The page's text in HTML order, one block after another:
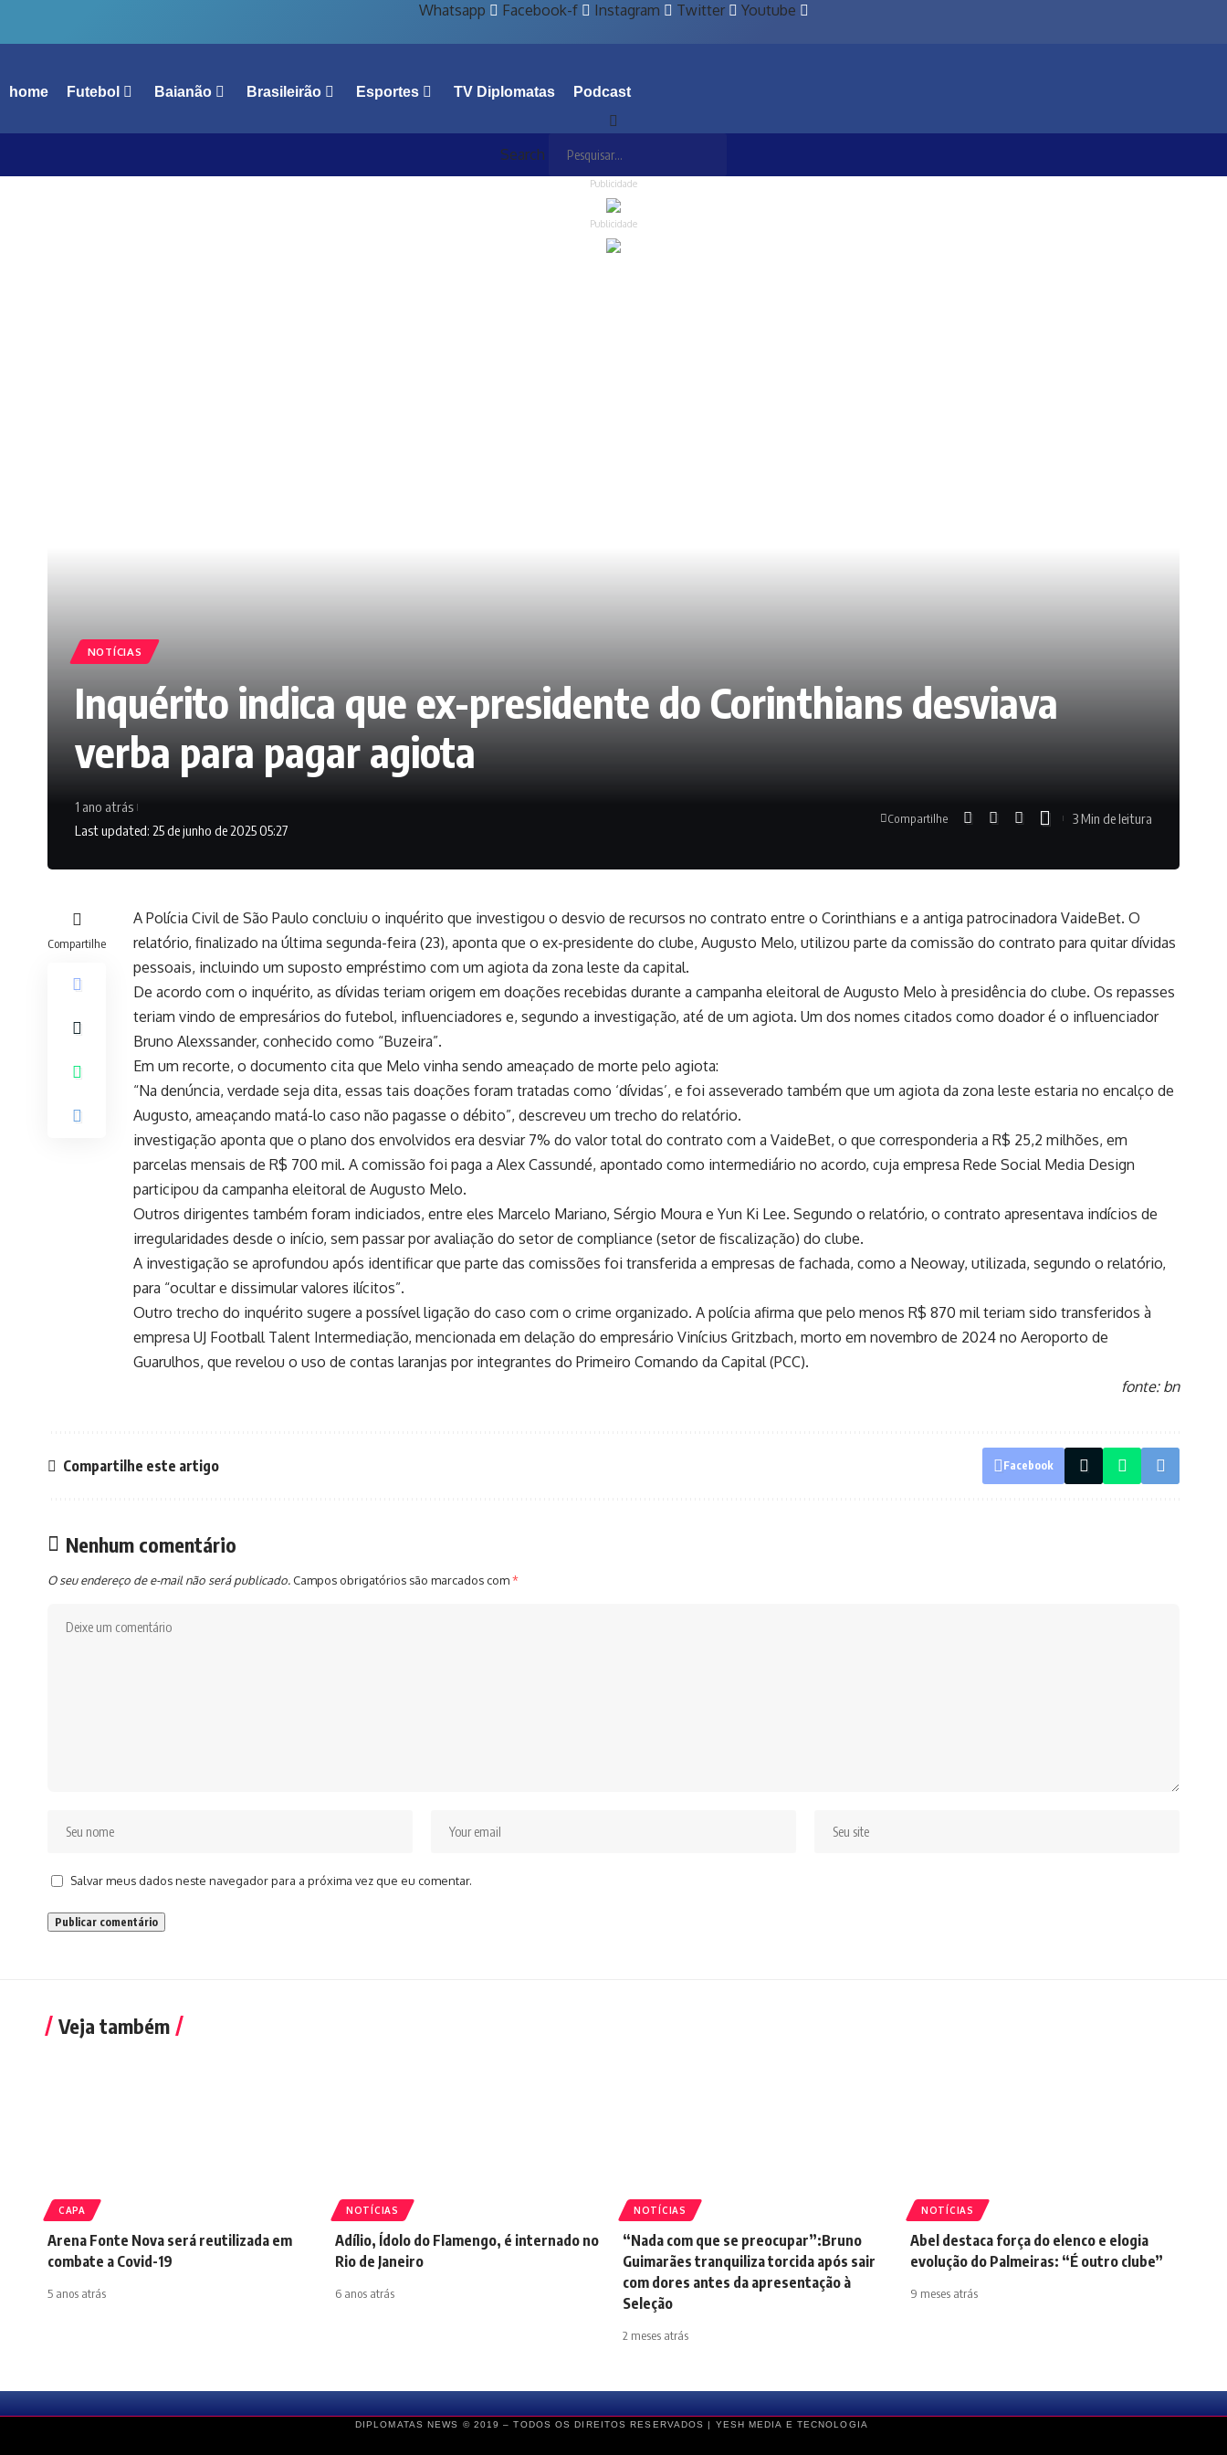
Whatsapp Facebook-f Instagram Twitter Youtube
home Futebol Baianão Brasileirão Esportes TV Diplomatas Podcast
Search
Publicidade
Publicidade
NOTÍCIAS
Inquérito indica que ex-presidente do Corinthians desviava
verba para pagar agiota
Last updated: 25 de junho de 2025 05:27
1 ano atrás
Compartilhe 3 Min de leitura
Compartilhe
A Polícia Civil de São Paulo concluiu o inquérito que investigou o desvio de recursos no contrato entre o Corinthians e a antiga patrocinadora VaideBet. O
relatório, finalizado na última segunda-feira (23), aponta que o ex-presidente do clube, Augusto Melo, utilizou parte da comissão do contrato para quitar dívidas
pessoais, incluindo um suposto empréstimo com um agiota da zona leste da capital.
De acordo com o inquérito, as dívidas teriam origem em doações recebidas durante a campanha eleitoral de Augusto Melo à presidência do clube. Os repasses
teriam vindo de empresários do futebol, influenciadores e, segundo a investigação, até de um agiota. Um dos nomes citados como doador é o influenciador
Bruno Alexssander, conhecido como “Buzeira”.
Em um recorte, o documento cita que Melo vinha sendo ameaçado de morte pelo agiota:
“Na denúncia, verdade seja dita, essas tais doações foram tratadas como ‘dívidas’, e foi asseverado também que um agiota da zona leste estaria no encalço de
Augusto, ameaçando matá-lo caso não pagasse o débito”, descreveu um trecho do relatório.
investigação aponta que o plano dos envolvidos era desviar 7% do valor total do contrato com a VaideBet, o que corresponderia a R$ 25,2 milhões, em
parcelas mensais de R$ 700 mil. A comissão foi paga a Alex Cassundé, apontado como intermediário no acordo, cuja empresa Rede Social Media Design
participou da campanha eleitoral de Augusto Melo.
Outros dirigentes também foram indiciados, entre eles Marcelo Mariano, Sérgio Moura e Yun Ki Lee. Segundo o relatório, o contrato apresentava indícios de
irregularidades desde o início, sem passar por avaliação do setor de compliance (setor de fiscalização) do clube.
A investigação se aprofundou após identificar que parte das comissões foi transferida a empresas de fachada, como a Neoway, utilizada, segundo o relatório,
para “ocultar e dissimular valores ilícitos”.
Outro trecho do inquérito sugere a possível ligação do caso com o crime organizado. A polícia afirma que pelo menos R$ 870 mil teriam sido transferidos à
empresa UJ Football Talent Intermediação, mencionada em delação do empresário Vinícius Gritzbach, morto em novembro de 2024 no Aeroporto de
Guarulhos, que revelou o uso de contas laranjas por integrantes do Primeiro Comando da Capital (PCC).
fonte: bn
Compartilhe este artigo Facebook
Nenhum comentário
O seu endereço de e-mail não será publicado. Campos obrigatórios são marcados com*
Salvar meus dados neste navegador para a próxima vez que eu comentar.
Veja também
CAPA
Arena Fonte Nova será reutilizada em
combate a Covid-19
5 anos atrás
NOTÍCIAS
Adílio, Ídolo do Flamengo, é internado no
Rio de Janeiro
6 anos atrás
NOTÍCIAS
“Nada com que se preocupar”:Bruno
Guimarães tranquiliza torcida após sair
com dores antes da apresentação à
Seleção
2 meses atrás
NOTÍCIAS
Abel destaca força do elenco e elogia
evolução do Palmeiras: “É outro clube”
9 meses atrás
DIPLOMATAS NEWS © 2019 – TODOS OS DIREITOS RESERVADOS | YESH MEDIA E TECNOLOGIA